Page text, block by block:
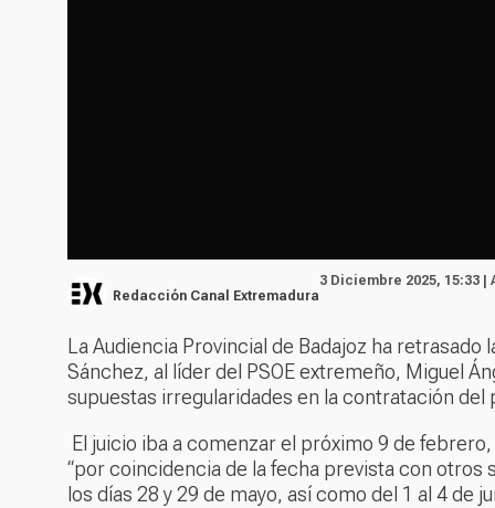
Redacción Canal Extremadura
3 Diciembre 2025, 15:33
La Audiencia Provincial de Badajoz ha
Sánchez, al líder del PSOE extremeño, Miguel
supuestas irregularidades en la contratación
El juicio iba a comenzar el próximo 9 de
“por coincidencia de la fecha prevista con otros
los días 28 y 29 de mayo, así como del 1 al 4 de